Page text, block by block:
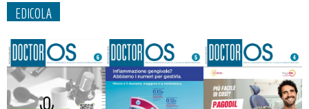
EDICOLA